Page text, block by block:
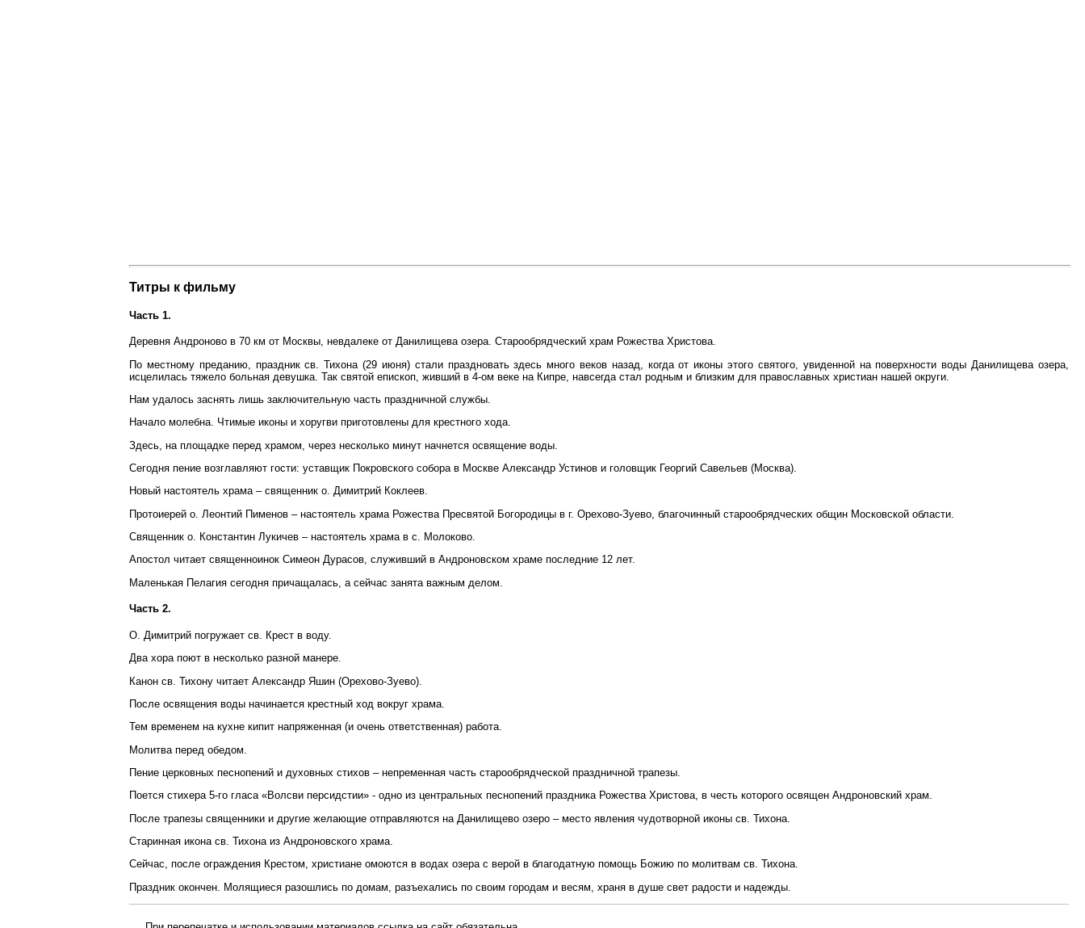
Титры к фильму
Часть 1.
Деревня Андроново в 70 км от Москвы, невдалеке от Данилищева озера. Старообрядческий храм Рожества Христова.
По местному преданию, праздник св. Тихона (29 июня) стали праздновать здесь много веков назад, когда от иконы этого святого, увиденной на поверхности воды Данилищева озера,
исцелилась тяжело больная девушка. Так святой епископ, живший в 4-ом веке на Кипре, навсегда стал родным и близким для православных христиан нашей округи.
Нам удалось заснять лишь заключительную часть праздничной службы.
Начало молебна. Чтимые иконы и хоругви приготовлены для крестного хода.
Здесь, на площадке перед храмом, через несколько минут начнется освящение воды.
Сегодня пение возглавляют гости: уставщик Покровского собора в Москве Александр Устинов и головщик Георгий Савельев (Москва).
Новый настоятель храма – священник о. Димитрий Коклеев.
Протоиерей о. Леонтий Пименов – настоятель храма Рожества Пресвятой Богородицы в г. Орехово-Зуево, благочинный старообрядческих общин Московской области.
Священник о. Константин Лукичев – настоятель храма в с. Молоково.
Апостол читает священноинок Симеон Дурасов, служивший в Андроновском храме последние 12 лет.
Маленькая Пелагия сегодня причащалась, а сейчас занята важным делом.
Часть 2.
О. Димитрий погружает св. Крест в воду.
Два хора поют в несколько разной манере.
Канон св. Тихону читает Александр Яшин (Орехово-Зуево).
После освящения воды начинается крестный ход вокруг храма.
Тем временем на кухне кипит напряженная (и очень ответственная) работа.
Молитва перед обедом.
Пение церковных песнопений и духовных стихов – непременная часть старообрядческой праздничной трапезы.
Поется стихера 5-го гласа «Волсви персидстии» - одно из центральных песнопений праздника Рожества Христова, в честь которого освящен Андроновский храм.
После трапезы священники и другие желающие отправляются на Данилищево озеро – место явления чудотворной иконы св. Тихона.
Старинная икона св. Тихона из Андроновского храма.
Сейчас, после ограждения Крестом, христиане омоются в водах озера с верой в благодатную помощь Божию по молитвам св. Тихона.
Праздник окончен. Молящиеся разошлись по домам, разъехались по своим городам и весям, храня в душе свет радости и надежды.